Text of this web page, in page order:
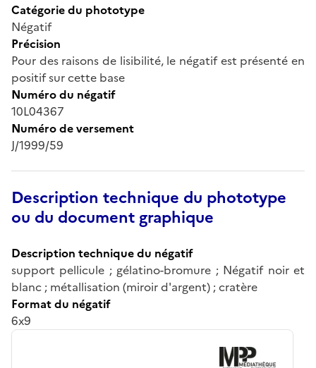
Catégorie du phototype
Négatif
Précision
Pour des raisons de lisibilité, le négatif est présenté en
positif sur cette base
Numéro du négatif
10L04367
Numéro de versement
J/1999/59
Description technique du phototype
ou du document graphique
Description technique du négatif
support pellicule ; gélatino-bromure ; Négatif noir et
blanc ; métallisation (miroir d'argent) ; cratère
Format du négatif
6x9